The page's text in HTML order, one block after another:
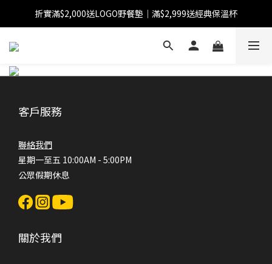
【FINAL SALE】指定商品低至38折
折實滿$2,000送LOGO野餐墊｜滿$2,999送經典保溫杯
【FINAL SALE】全單免運費
客戶服務
聯絡我們
星期一至五 10:00AM - 5:00PM
公眾假期休息
關於我們